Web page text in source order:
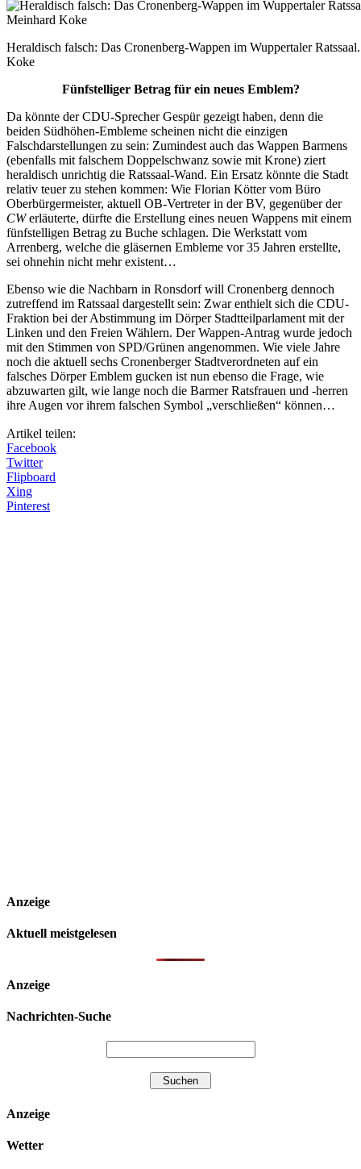
Heraldisch falsch: Das Cronenberg-Wappen im Wuppertaler
Koke
Fünfstelliger Betrag für ein neues Emblem?
Da könnte der CDU-Sprecher Gespür gezeigt haben, denn die
beiden Südhöhen-Embleme scheinen nicht die einzigen
Falschdarstellungen zu sein: Zumindest auch das Wappen Barmens
(ebenfalls mit falschem Doppelschwanz sowie mit Krone) ziert
heraldisch unrichtig die Ratssaal-Wand. Ein Ersatz könnte die Stadt
relativ teuer zu stehen kommen: Wie Florian Kötter vom Büro
Oberbürgermeister, aktuell OB-Vertreter in der BV, gegenüber der
CWerläuterte, dürfte die Erstellung eines neuen Wappens mit einem
fünfstelligen Betrag zu Buche schlagen. Die Werkstatt vom
Arrenberg, welche die gläsernen Embleme vor 35 Jahren erstellte,
sei ohnehin nicht mehr existent…
Ebenso wie die Nachbarn in Ronsdorf will Cronenberg dennoch
zutreffend im Ratssaal dargestellt sein: Zwar enthielt sich die CDU-
Fraktion bei der Abstimmung im Dörper Stadtteilparlament mit der
Linken und den Freien Wählern. Der Wappen-Antrag wurde jedoch
mit den Stimmen von SPD/Grünen angenommen. Wie viele Jahre
noch die aktuell sechs Cronenberger Stadtverordneten auf ein
falsches Dörper Emblem gucken ist nun ebenso die Frage, wie
abzuwarten gilt, wie lange noch die Barmer Ratsfrauen und -herren
ihre Augen vor ihrem falschen Symbol „verschließen“ können…
Artikel teilen:
Facebook
Twitter
Flipboard
Xing
Pinterest
Anzeige
Aktuell meistgelesen
Anzeige
Nachrichten-Suche
Anzeige
Wetter